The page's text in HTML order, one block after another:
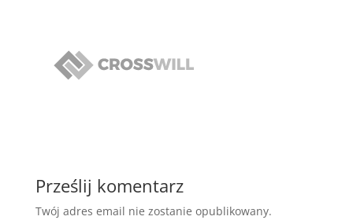
Prześlij komentarz
Twój adres email nie zostanie opublikowany.